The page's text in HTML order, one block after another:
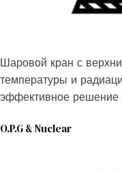
Шаровой кран с
температуры и
эффективное решение
O.P.G & Nuclear